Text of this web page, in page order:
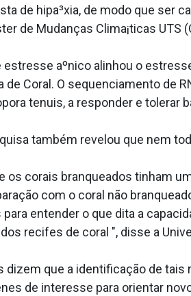
de hipa³xia, de modo que ser
de Mudanças Clima¡ticas
estresse aºnico alinhou o
de Coral. O sequenciamento
tenuis, a responder e tolerar
também revelou que nem
os corais branqueados tinham
com o coral não
entender o que dita a
recifes de coral ", disse a
dizem que a identificação de
de interesse para orientar